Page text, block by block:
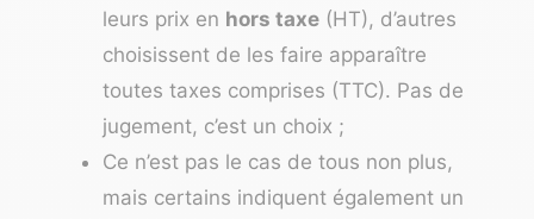
leurs prix en hors taxe (HT), d’autres
choisissent de les faire apparaître
toutes taxes comprises (TTC). Pas de
jugement, c’est un choix ;
Ce n’est pas le cas de tous non plus,
mais certains indiquent également un